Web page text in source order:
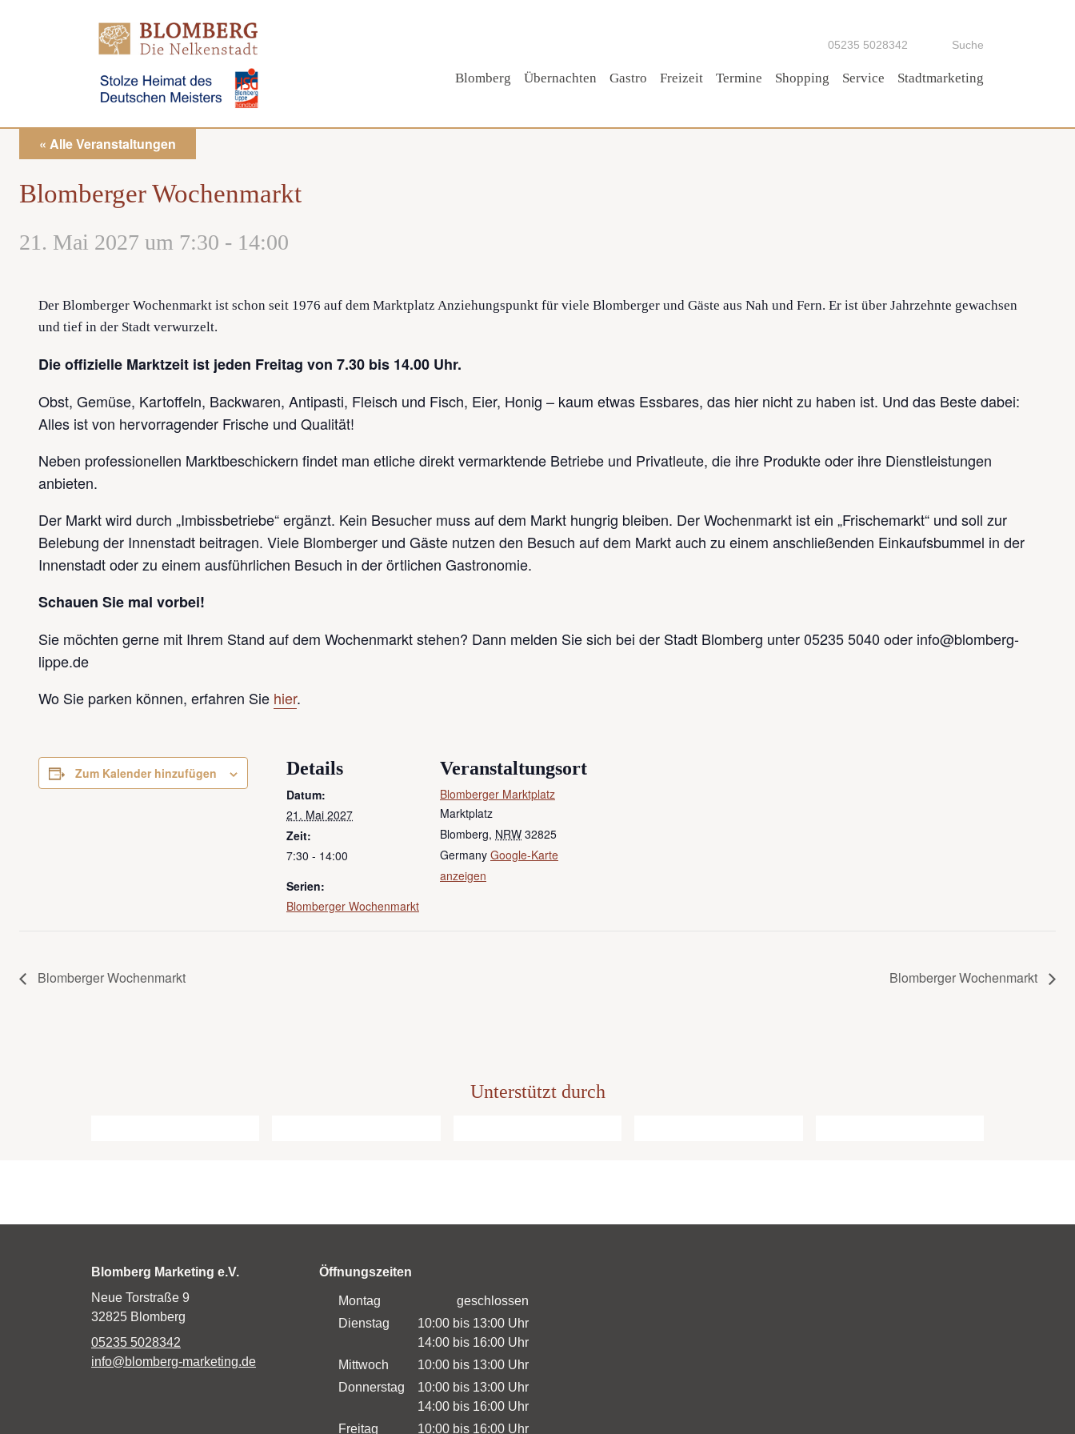
05235 5028342 Suche
Blomberg Übernachten Gastro Freizeit
Tipp!
Termine Shopping Service Stadtmarketing
« Alle Veranstaltungen
Blomberger Wochenmarkt
21. Mai 2027 um 7:30 - 14:00
Der Blomberger Wochenmarkt ist schon seit 1976 auf dem Marktplatz Anziehungspunkt für viele Blomberger und Gäste aus Nah und Fern. Er ist über Jahrzehnte gewachsen
und tief in der Stadt verwurzelt.
Die offizielle Marktzeit ist jeden Freitag von 7.30 bis 14.00 Uhr.
Obst, Gemüse, Kartoffeln, Backwaren, Antipasti, Fleisch und Fisch, Eier, Honig – kaum etwas Essbares, das hier nicht zu haben ist. Und das Beste dabei:
Alles ist von hervorragender Frische und Qualität!
Neben professionellen Marktbeschickern findet man etliche direkt vermarktende Betriebe und Privatleute, die ihre Produkte oder ihre Dienstleistungen
anbieten.
Der Markt wird durch „Imbissbetriebe“ ergänzt. Kein Besucher muss auf dem Markt hungrig bleiben. Der Wochenmarkt ist ein „Frischemarkt“ und soll zur
Belebung der Innenstadt beitragen. Viele Blomberger und Gäste nutzen den Besuch auf dem Markt auch zu einem anschließenden Einkaufsbummel in der
Innenstadt oder zu einem ausführlichen Besuch in der örtlichen Gastronomie.
Schauen Sie mal vorbei!
Sie möchten gerne mit Ihrem Stand auf dem Wochenmarkt stehen? Dann melden Sie sich bei der Stadt Blomberg unter 05235 5040 oder info@blomberg-
lippe.de
Wo Sie parken können, erfahren Sie hier.
Zum Kalender hinzufügen Details
Datum:
21. Mai 2027
Zeit:
7:30 - 14:00
Serien:
Blomberger Wochenmarkt
Veranstaltungsort
Blomberger Marktplatz
Marktplatz
Blomberg, NRW 32825
Germany Google-Karte
anzeigen
Blomberger Wochenmarkt Blomberger Wochenmarkt
Unterstützt durch
Blomberg Marketing e.V.
Neue Torstraße 9
32825 Blomberg
05235 5028342
info@blomberg-marketing.de
Öffnungszeiten
Montag
geschlossen
Dienstag
10:00 bis 13:00 Uhr
14:00 bis 16:00 Uhr
Mittwoch
10:00 bis 13:00 Uhr
Donnerstag
10:00 bis 13:00 Uhr
14:00 bis 16:00 Uhr
Freitag
10:00 bis 16:00 Uhr